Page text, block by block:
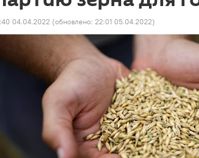
04.04.2022 (обновлено: 22:01 05.04.2022)